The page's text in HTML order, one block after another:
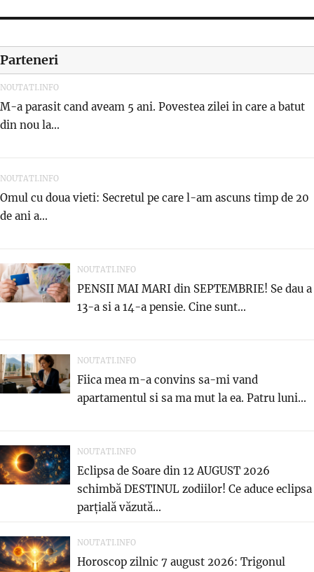
Parteneri
NOUTATI.INFO
M-a parasit cand aveam 5 ani. Povestea zilei in care a batut
din nou la...
NOUTATI.INFO
Omul cu doua vieti: Secretul pe care l-am ascuns timp de 20
de ani a...
NOUTATI.INFO
PENSII MAI MARI din SEPTEMBRIE! Se dau a
13-a si a 14-a pensie. Cine sunt...
NOUTATI.INFO
Fiica mea m-a convins sa-mi vand
apartamentul si sa ma mut la ea. Patru luni...
NOUTATI.INFO
Eclipsa de Soare din 12 AUGUST 2026
schimbă DESTINUL zodiilor! Ce aduce eclipsa
parțială văzută...
NOUTATI.INFO
Horoscop zilnic 7 august 2026: Trigonul